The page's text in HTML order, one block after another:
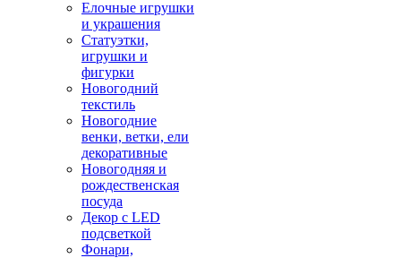
Елочные игрушки
и украшения
Статуэтки,
игрушки и
фигурки
Новогодний
текстиль
Новогодние
венки, ветки, ели
декоративные
Новогодняя и
рождественская
посуда
Декор с LED
подсветкой
Фонари,